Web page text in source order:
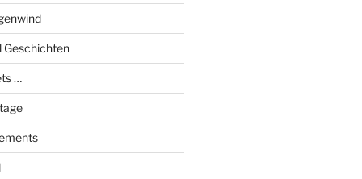
Geschichten
…